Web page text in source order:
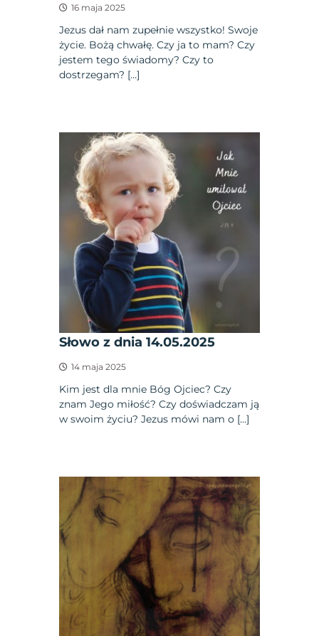
16 maja 2025
Jezus dał nam zupełnie wszystko! Swoje
życie. Bożą chwałę. Czy ja to mam? Czy
jestem tego świadomy? Czy to
dostrzegam? […]
Słowo z dnia 14.05.2025
14 maja 2025
Kim jest dla mnie Bóg Ojciec? Czy
znam Jego miłość? Czy doświadczam ją
w swoim życiu? Jezus mówi nam o […]